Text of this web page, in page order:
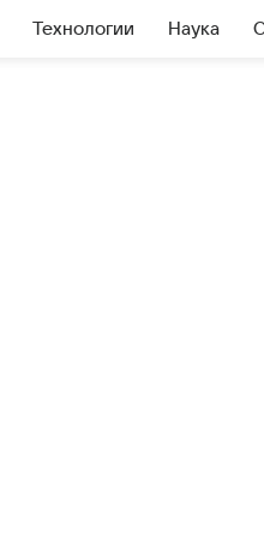
Технологии Наука